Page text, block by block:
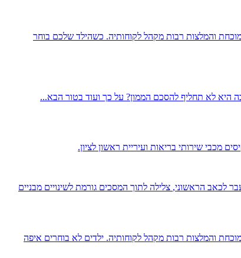
והמלצות רבות מקהל לקוחותיה. כשהילד שלכם בוחר
היא לא תחליף להסכם הממון? על כך ועוד בטור הבא...
מכבי שירותי בריאות ועיריית ראשון לציון.
לכאב הראשוני, צלילה לתוך המסכים גורמת לשינויים מבניים
והמלצות רבות מקהל לקוחותיה. ילדים לא בוחרים איפה